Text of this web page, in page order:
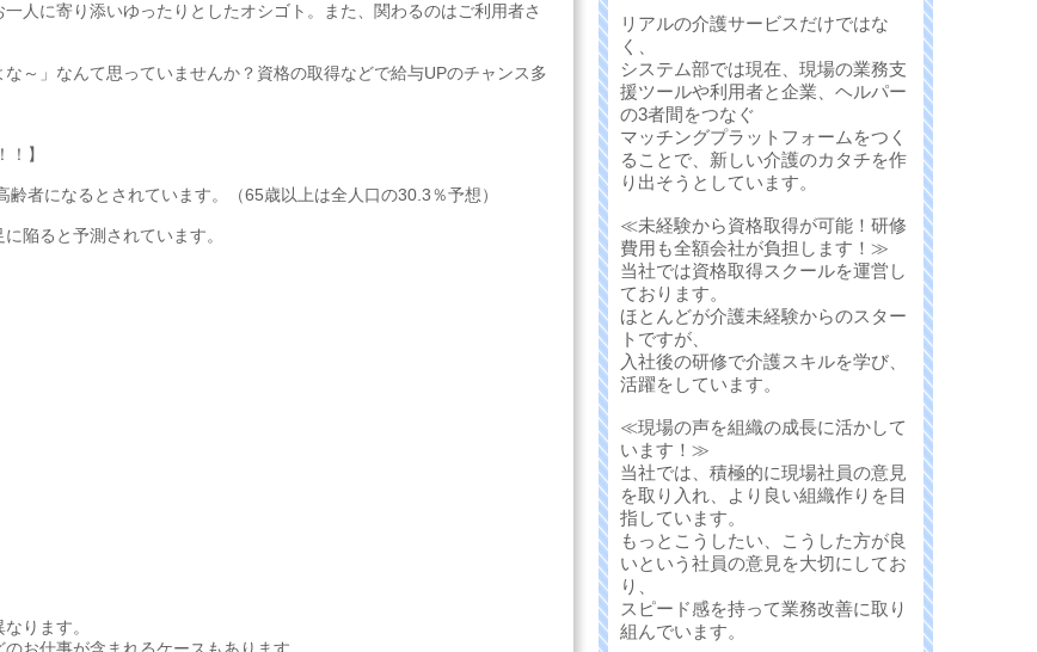
人に寄り添いゆったりとしたオシゴト。また、関わるのはご利用者さ
～」なんて思っていませんか？資格の取得などで給与UPのチャンス多
】
者になるとされています。（65歳以上は全人口の30.3％予想）
陥ると予測されています。
ります。
リアルの介護サービスだけではな
く、
システム部では現在、現場の業務支
援ツールや利用者と企業、ヘルパー
の3者間をつなぐ
マッチングプラットフォームをつく
ることで、新しい介護のカタチを作
り出そうとしています。
≪未経験から資格取得が可能！研修
費用も全額会社が負担します！≫
当社では資格取得スクールを運営し
ております。
ほとんどが介護未経験からのスター
トですが、
入社後の研修で介護スキルを学び、
活躍をしています。
≪現場の声を組織の成長に活かして
います！≫
当社では、積極的に現場社員の意見
を取り入れ、より良い組織作りを目
指しています。
もっとこうしたい、こうした方が良
いという社員の意見を大切にしてお
り、
スピード感を持って業務改善に取り
組んでいます。